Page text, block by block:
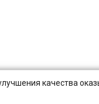
качества